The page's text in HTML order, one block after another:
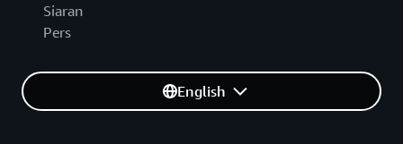
Siaran
Pers
English